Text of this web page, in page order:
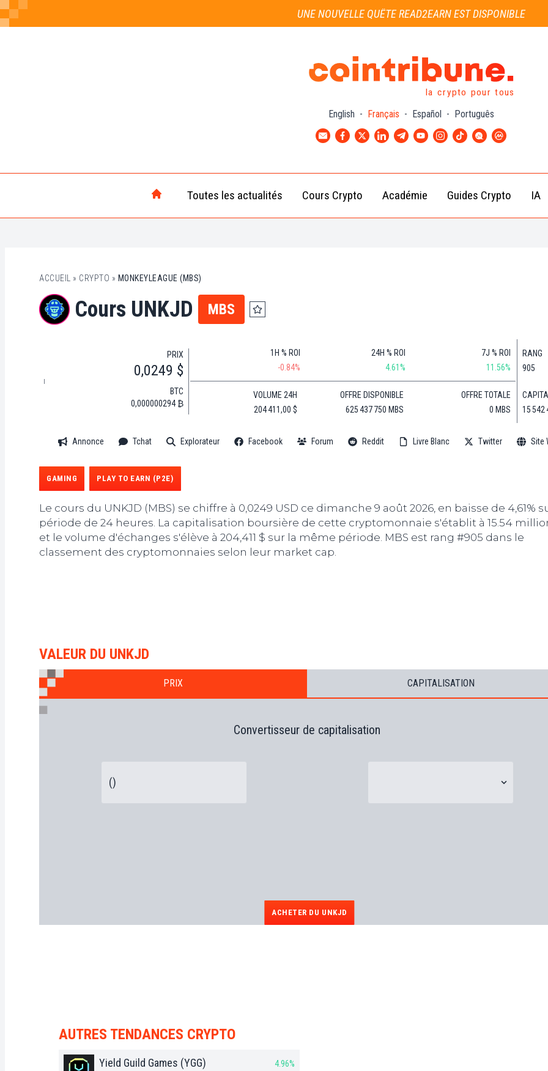
UNE NOUVELLE QUÊTE READ2EARN EST DISPONIBLE
la crypto pour tous
English - Français - Español - Português
Toutes les actualités
Crypto
Cours Crypto
(BTC)
Dogecoin
Académie
Débutant
Intermédiaire
Guides Crypto IA
ACCUEIL » CRYPTO » MONKEYLEAGUE (MBS)
Cours UNKJD MBS
PRIX
0,0249 $
BTC
0,000000294 ₿
1H % ROI
-0.84%
24H % ROI
4.61%
7J % ROI
11.56%
VOLUME 24H
204 411,00 $
OFFRE DISPONIBLE
625 437 750 MBS
OFFRE TOTALE
0 MBS
RANG
905
15 542
Annonce Tchat Explorateur Facebook Forum Reddit Livre Blanc Twitter Site
GAMING PLAY TO EARN (P2E)
Le cours du UNKJD (MBS) se chiffre à 0,0249 USD ce dimanche 9 août 2026, en baisse de 4,61%
période de 24 heures. La capitalisation boursière de cette cryptomonnaie s'établit à 15.54
et le volume d'échanges s'élève à 204,411 $ sur la même période. MBS est rang #905 dans le
classement des cryptomonnaies selon leur market cap.
VALEUR DU UNKJD
PRIX CAPITALISATION
Convertisseur de capitalisation
ACHETER DU UNKJD
AUTRES TENDANCES CRYPTO
Yield Guild Games (YGG) 4.96%